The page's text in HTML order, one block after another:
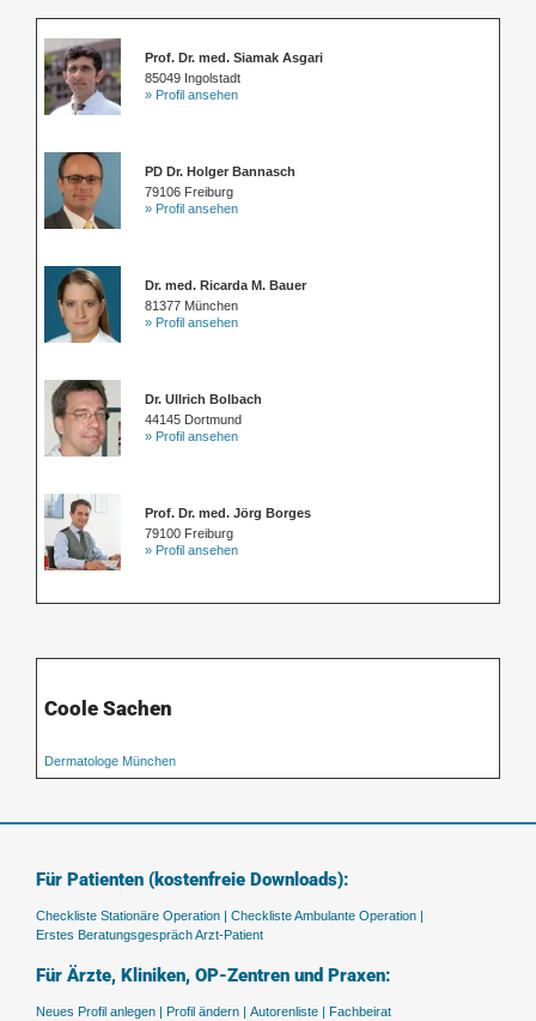
Prof. Dr. med. Siamak Asgari
85049 Ingolstadt
» Profil ansehen
PD Dr. Holger Bannasch
79106 Freiburg
» Profil ansehen
Dr. med. Ricarda M. Bauer
81377 München
» Profil ansehen
Dr. Ullrich Bolbach
44145 Dortmund
» Profil ansehen
Prof. Dr. med. Jörg Borges
79100 Freiburg
» Profil ansehen
Coole Sachen
Dermatologe München
Für Patienten (kostenfreie Downloads):
Checkliste Stationäre Operation | Checkliste Ambulante Operation |
Erstes Beratungsgespräch Arzt-Patient
Für Ärzte, Kliniken, OP-Zentren und Praxen:
Neues Profil anlegen | Profil ändern | Autorenliste | Fachbeirat